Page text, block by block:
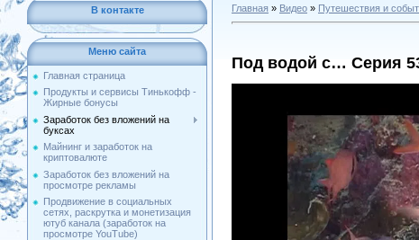
В контакте
Меню сайта
Главная страница
Продукты и сервисы Тинькофф -
Жирные бонусы
Заработок без вложений на
буксах
Майнинг и заработок на
криптовалюте
Заработок без вложений на
просмотре рекламы
Продвижение в социальных
сетях, раскрутка и монетизация
ютуб канала (заработок на
просмотре YouTube)
Главная » Видео » Путешествия и
Под водой с… Серия